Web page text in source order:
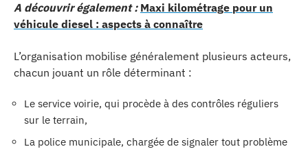
A découvrir également : Maxi kilométrage pour un
véhicule diesel : aspects à connaître
L’organisation mobilise généralement plusieurs acteurs,
chacun jouant un rôle déterminant :
Le service voirie, qui procède à des contrôles réguliers
sur le terrain,
La police municipale, chargée de signaler tout problème